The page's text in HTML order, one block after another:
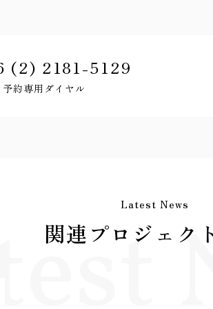
(2) 2181-5129
予約専用ダイヤル
Latest News
関連プロジェク